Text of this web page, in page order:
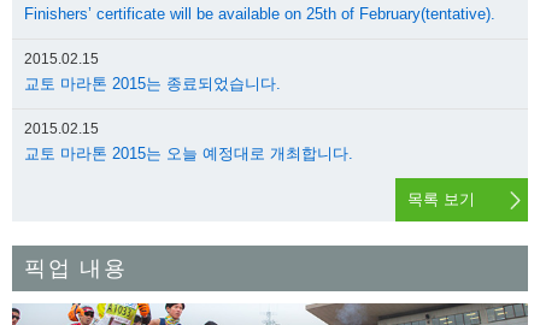
Finishers’ certificate will be available on 25th of February(tentative).
2015.02.15
교토 마라톤 2015는 종료되었습니다.
2015.02.15
교토 마라톤 2015는 오늘 예정대로 개최합니다.
목록 보기
픽업 내용